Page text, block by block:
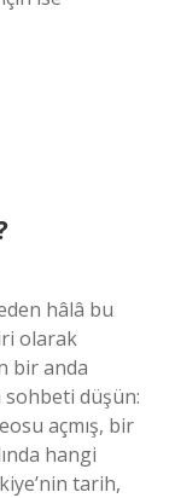
hâlâ bu
olarak
bir anda
sohbeti düşün:
açmış, bir
hangi
tarih,